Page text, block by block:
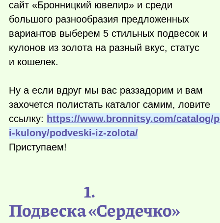
сайт «Бронницкий ювелир» и среди
большого разнообразия предложенных
вариантов выберем 5 стильных подвесок и
кулонов из золота на разный вкус, статус
и кошелек.
Ну а если вдруг мы вас раззадорим и вам
захочется полистать каталог самим, ловите
ссылку: https://www.bronnitsy.com/catalog/
i-kulony/podveski-iz-zolota/
Приступаем!
1.
Подвеска «Сердечко»